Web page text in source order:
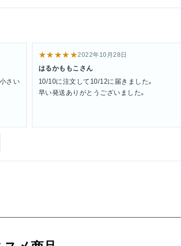
さい
★★★★★2022年10月28日
はるかももこさん
10/10に注文して10/12に届きました。
早い発送ありがとうございました。